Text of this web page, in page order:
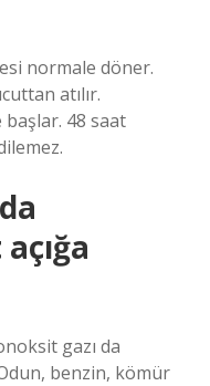
normale döner.
atılır.
48 saat
gazı da
benzin, kömür